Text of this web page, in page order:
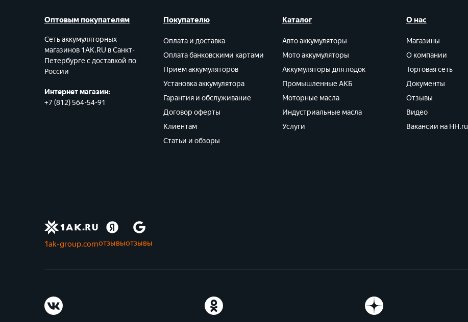
Оптовым покупателям
Сеть аккумуляторных
магазинов 1AK.RU в Санкт-
Петербурге с доставкой по
России
Интернет магазин:
+7 (812) 564-54-91
Покупателю
Оплата и доставка
Оплата банковскими картами
Прием аккумуляторов
Установка аккумулятора
Гарантия и обслуживание
Договор оферты
Клиентам
Статьи и обзоры
Каталог
Авто аккумуляторы
Мото аккумуляторы
Аккумуляторы для лодок
Промышленные АКБ
Моторные масла
Индустриальные масла
Услуги
О нас
Магазины
О компании
Торговая сеть
Документы
Отзывы
Видео
Вакансии на HH.ru
1ak-group.comотзывыотзывы